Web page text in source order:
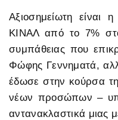
Αξιοσημείωτη
ΚΙΝΑΛ από το 7%
συμπάθειας που
Φώφης Γεννηματά,
έδωσε στην κούρσα
νέων προσώπων –
αντανακλαστικά μιας